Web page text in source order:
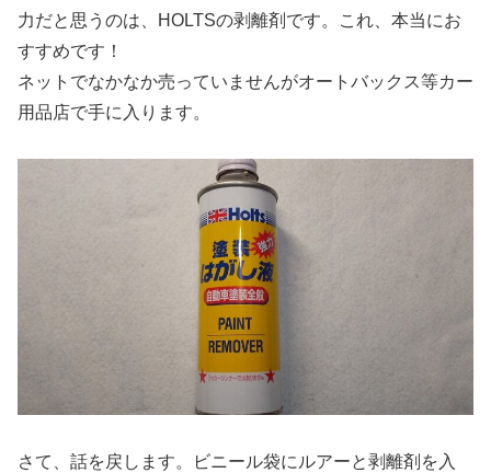
力だと思うのは、HOLTSの剥離剤です。これ、本当にお
すすめです！
ネットでなかなか売っていませんがオートバックス等カー
用品店で手に入ります。
さて、話を戻します。ビニール袋にルアーと剥離剤を入